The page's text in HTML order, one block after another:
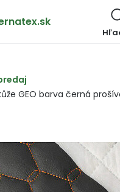
GEO barva černá